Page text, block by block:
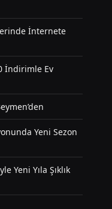
İnternete
İndirimle Ev
Yeni Sezon
Yeni Yıla Şıklık